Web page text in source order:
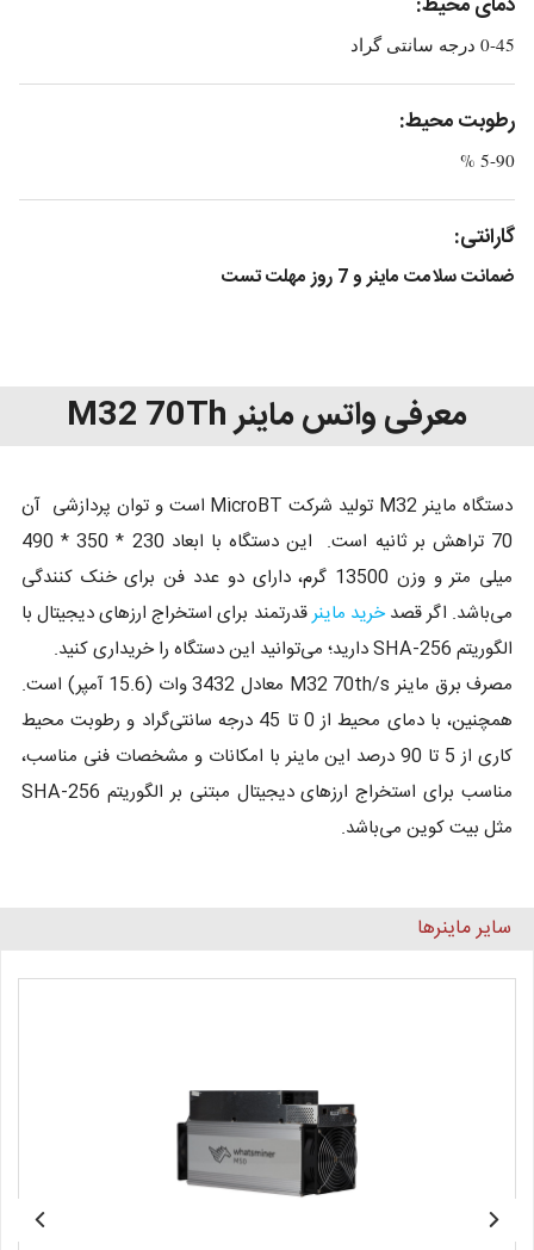
0-45 درجه سانتی گراد
رطوبت محیط:
5-90 %
گارانتی:
ضمانت سلامت ماینر و 7 روز مهلت تست
معرفی واتس ماینر M32 70Th
دستگاه ماینر M32 تولید شرکت MicroBT است و توان پردازشی آن
70 تراهش بر ثانیه است. این دستگاه با ابعاد 230 * 350 * 490
میلی متر و وزن 13500 گرم، دارای دو عدد فن برای خنک‌ کنندگی
می‌باشد. اگر قصدخرید ماینرقدرتمند برای استخراج ارزهای دیجیتال با
الگوریتم SHA-256 دارید؛ می‌توانید این دستگاه را خریداری کنید.
مصرف برق ماینر M32 70th/s معادل 3432 وات (15.6 آمپر) است.
همچنین، با دمای محیط از 0 تا 45 درجه سانتی‌گراد و رطوبت محیط
کاری از 5 تا 90 درصد این ماینر با امکانات و مشخصات فنی مناسب،
مناسب برای استخراج ارزهای دیجیتال مبتنی بر الگوریتم SHA-256
مثل بیت کوین می‌باشد.
سایر ماینرها